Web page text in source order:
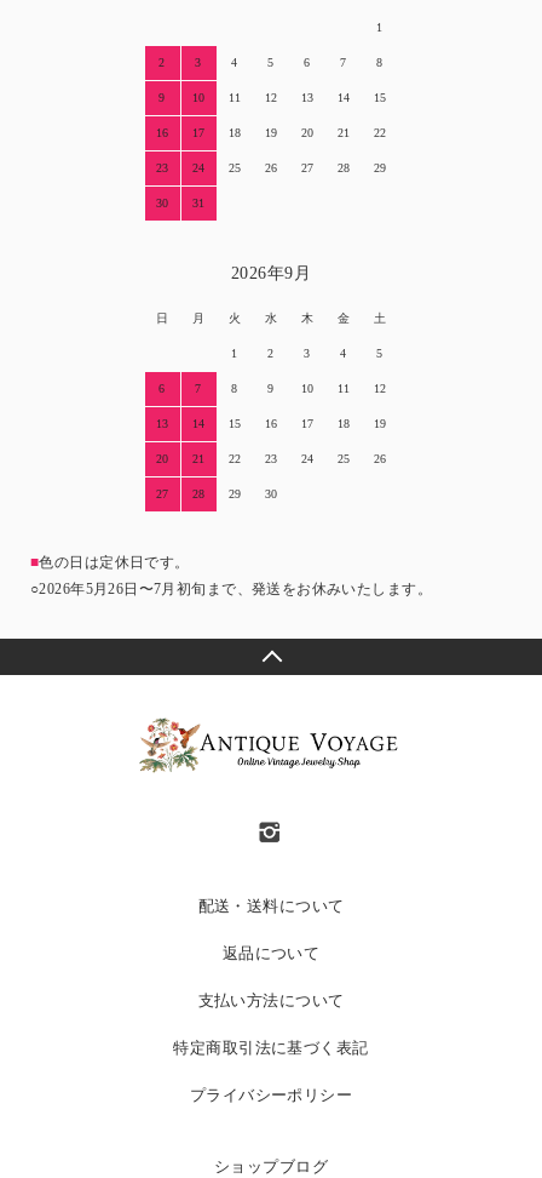
1
2 3 4 5 6 7 8
9 10 11 12 13 14 15
16 17 18 19 20 21 22
23 24 25 26 27 28 29
30 31
2026年9月
日 月 火 水 木 金 土
1 2 3 4 5
6 7 8 9 10 11 12
13 14 15 16 17 18 19
20 21 22 23 24 25 26
27 28 29 30
■色の日は定休日です。
○2026年5月26日〜7月初旬まで、発送をお休みいたします。
配送・送料について
返品について
支払い方法について
特定商取引法に基づく表記
プライバシーポリシー
ショップブログ